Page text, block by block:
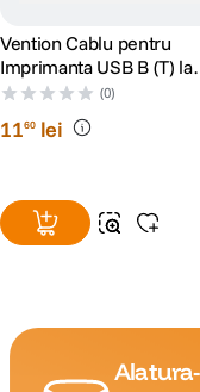
Vention Cablu pentru
Imprimanta USB B (T) la
USB-C (T) 480 Mbps 1.5m
(0)
1160 lei